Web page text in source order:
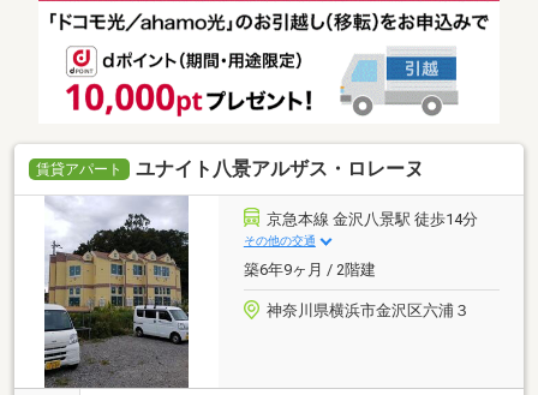
賃貸アパート ユナイト八景アルザス・ロレーヌ
京急本線 金沢八景駅 徒歩14分
その他の交通
築6年9ヶ月 / 2階建
神奈川県横浜市金沢区六浦３